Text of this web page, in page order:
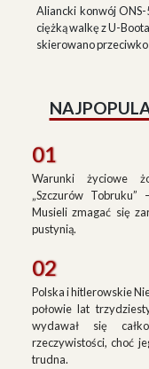
Aliancki konwój ONS-
ciężką walkę z U-
skierowano
01
Warunki życiowe
„Szczurów
Musieli zmagać się
pustynią.
02
Polska i hitlerowskie
połowie lat
wydawał się
rzeczywistości, choć
trudna.